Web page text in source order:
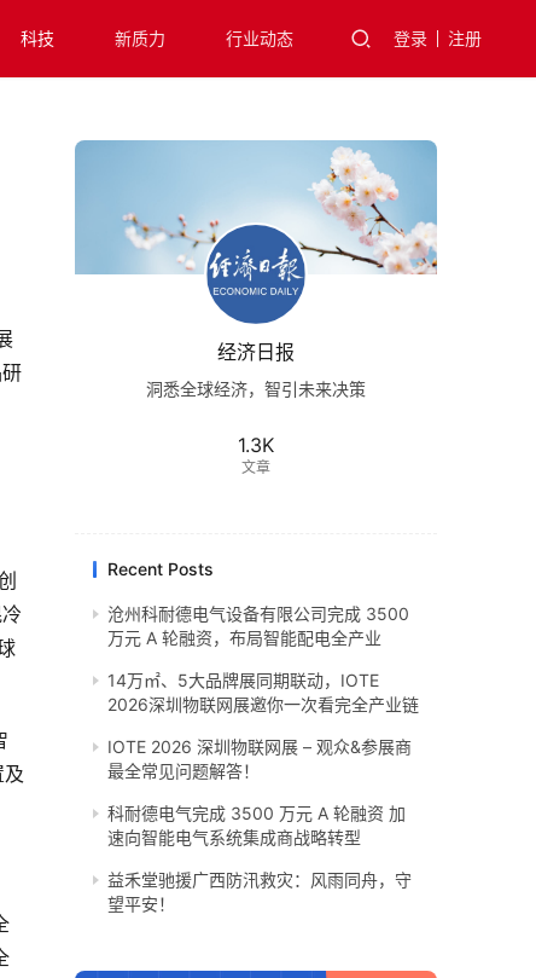
科技 新质力 行业动态 登录 注册
经济日报
洞悉全球经济，智引未来决策
1.3K
文章
Recent Posts
沧州科耐德电气设备有限公司完成 3500
万元 A 轮融资，布局智能配电全产业
14万㎡、5大品牌展同期联动，IOTE
2026深圳物联网展邀你一次看完全产业链
IOTE 2026 深圳物联网展 – 观众&参展商
最全常见问题解答！
科耐德电气完成 3500 万元 A 轮融资 加
速向智能电气系统集成商战略转型
​益禾堂驰援广西防汛救灾：风雨同舟，守
望平安！